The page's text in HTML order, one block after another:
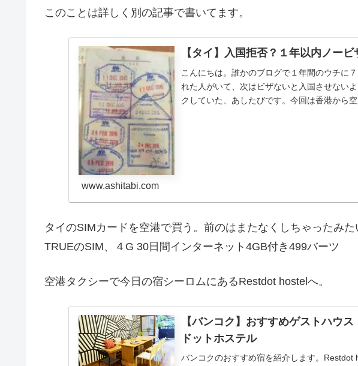
このことは詳しく別の記事で書いてます。
【タイ】入国拒否？１年以内ノービ
こんにちは。誰かのブログで１年間のウチに
れた人がいて、次はビザないと入国させない
クしていた、あしたびです。今回は香港から
www.ashitabi.com
タイのSIMカードを空港で買う。前のはまたなくしちゃったみた
TRUEのSIM、４G 30日間インターネット4GB付き499バーツ
空港タクシーで今日の宿シーロムにあるRestdot hostelへ。
【バンコク】おすすめゲストハ
ドットホステル
バンコクのおすすめ宿を紹介します。